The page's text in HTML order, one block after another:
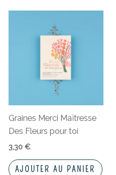
Graines Merci Maïtresse
Des Fleurs pour toi
3,30 €
AJOUTER AU PANIER